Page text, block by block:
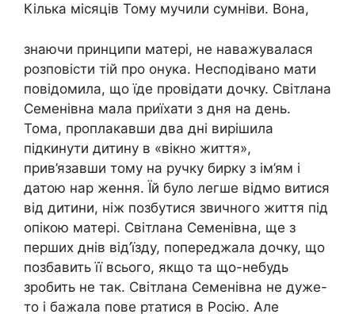
Кілька місяців Тому мучили сумніви. Вона,
знаючи принципи матері, не наважувалася
розповісти тій про онука. Несподівано мати
повідомила, що їде провідати дочку. Світлана
Семенівна мала приїхати з дня на день.
Тома, проплакавши два дні вирішила
підкинути дитину в «вікно життя»,
прив’язавши тому на ручку бирку з ім’ям і
датою нap ження. Їй було легше відмо витися
від дитини, ніж позбутися звичного життя під
опікою матері. Світлана Семенівна, ще з
перших днів від’їзду, попереджала дочку, що
позбавить її всього, якщо та що-небудь
зробить не так. Світлана Семенівна не дуже-
то і бажала пове ртатися в Росію. Але